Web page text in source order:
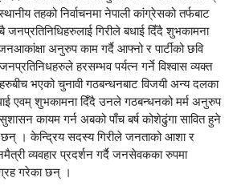
तहको निर्वाचनमा नेपाली कांग्रेसको तर्फबाट
गिरीले बधाई दिँदै शुभकामना
अनुरुप काम गर्दै आफ्नो र पार्टीको छवि
हरसम्भव पर्यत्न गर्ने विश्वास व्यक्त
भएको चुनावी गठबन्धनबाट विजयी अन्य दलका
एवम् शुभकामना दिँदै उनले गठबन्धनको मर्म अनुरुप
कायम गर्न अबको पाँच बर्ष कोशेढुंगा सावित हुने
छन् । केन्द्रिय सदस्य गिरीले जनताको आशा र
व्यवहार प्रदर्शन गर्दै जनसेवकका रुपमा
गरेका छन् ।